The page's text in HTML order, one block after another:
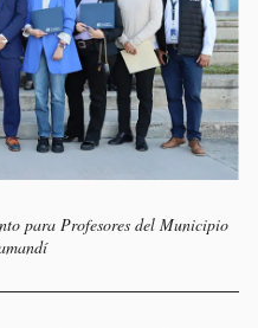
para Profesores del Municipio